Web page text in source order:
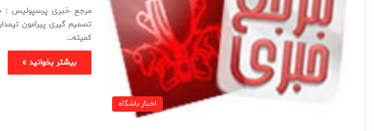
اخبار باشگاه
مرجع خبری پرسپولیس :
تصمیم گیری پیرامون
کمیته…
بیشتر بخوانید »